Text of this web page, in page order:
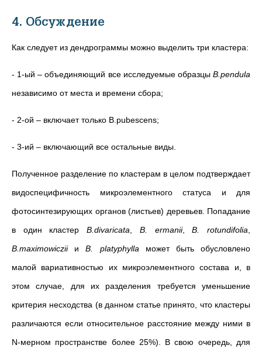
4. Обсуждение
Как следует из дендрограммы можно выделить три кластера:
- 1-ый – объединяющий все исследуемые образцы В.pendula
независимо от места и времени сбора;
- 2-ой – включает только B.pubescens;
- 3-ий – включающий все остальные виды.
Полученное разделение по кластерам в целом подтверждает
видоспецифичность микроэлементного статуса и для
фотосинтезирующих органов (листьев) деревьев. Попадание
в один кластерB.divaricata B. ermanii,B. rotundifolia
B.maximowicziiиB. platyphylla может быть обусловлено
малой вариативностью их микроэлементного состава и, в
этом случае, для их разделения требуется уменьшение
критерия несходства (в данном статье принято, что кластеры
различаются если относительное расстояние между ними в
N-мерном пространстве более 25%). В свою очередь, для